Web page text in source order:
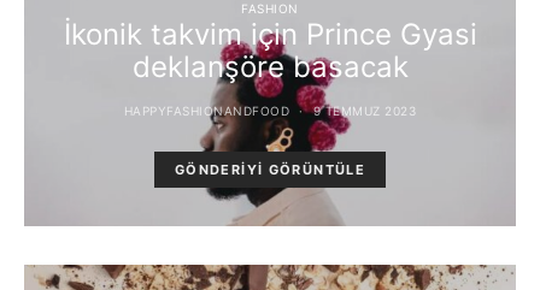
FASHION
İkonik takvim için Prince Gyasi
deklanşöre basacak
HAPPYFASHIONANDFOOD 9 TEMMUZ 2023
GÖNDERIYI GÖRÜNTÜLE